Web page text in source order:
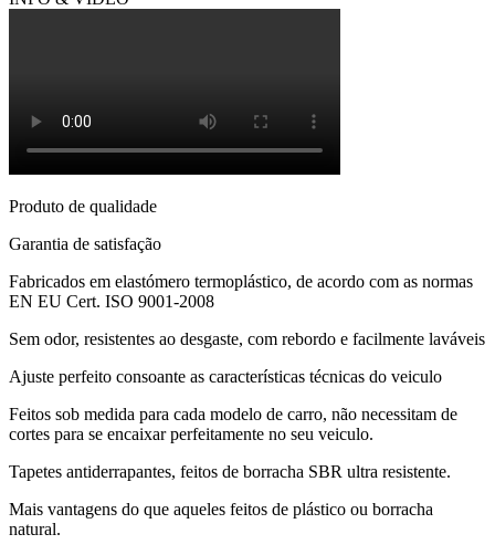
Produto de qualidade
Garantia de satisfação
Fabricados em elastómero termoplástico, de acordo com as normas
EN EU Cert. ISO 9001-2008
Sem odor, resistentes ao desgaste, com rebordo e facilmente laváveis
Ajuste perfeito consoante as características técnicas do veiculo
Feitos sob medida para cada modelo de carro, não necessitam de
cortes para se encaixar perfeitamente no seu veiculo.
Tapetes antiderrapantes, feitos de borracha SBR ultra resistente.
Mais vantagens do que aqueles feitos de plástico ou borracha
natural.